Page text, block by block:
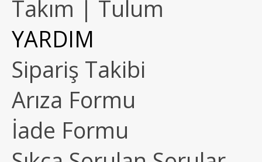
Takım | Tulum
YARDIM
Sipariş Takibi
Arıza Formu
İade Formu